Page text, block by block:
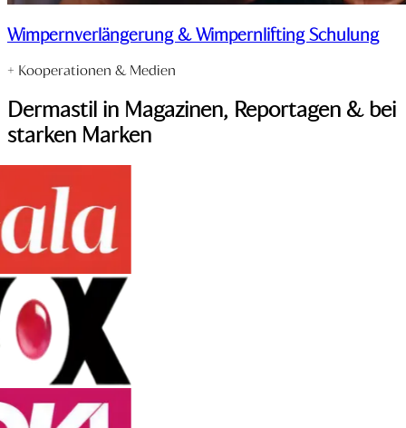
Wimpernverlängerung & Wimpernlifting Schulung
+ Kooperationen & Medien
Dermastil in Magazinen, Reportagen & bei
starken Marken